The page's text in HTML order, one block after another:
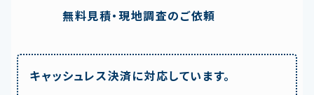
無料見積・現地調査のご依頼
キャッシュレス決済に対応しています。